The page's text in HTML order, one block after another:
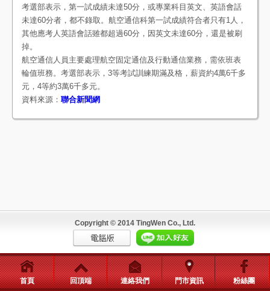
考選部表示，第一試成績未達50分，或專業科目英文、英語會話
未達60分者，都不錄取。航空通信科第一試成績符合者只有1人，
其他應考人英語會話雖都超過60分，因英文未達60分，還是被刷
掉。
航空通信人員主要處理航空固定通信及行動通信業務，需依班表
輪值班務。考選部表示，3等考試訓練期滿及格，薪資約4萬6千多
元，4等約3萬6千多元。
資料來源： 聯合新聞網
Copyright © 2014 TingWen Co., Ltd.
首頁 回頂端 連絡我們 門市資訊 粉絲團